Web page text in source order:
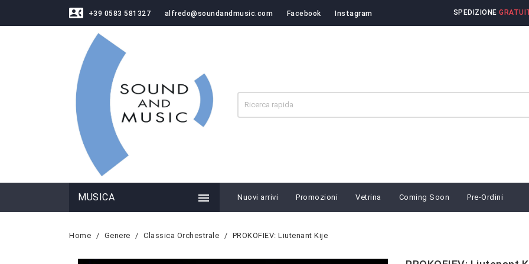
contact_phone +39 0583 581327 alfredo@soundandmusic.com Facebook Instagram SPEDIZIONE
MUSICA  Nuovi arrivi Promozioni Vetrina Coming Soon Pre-Ordini
Home Genere Classica Orchestrale PROKOFIEV: Liutenant Kije